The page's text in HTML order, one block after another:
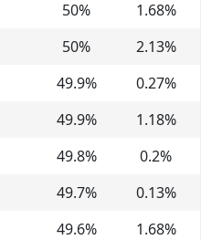
50% 1.68%
50% 2.13%
49.9% 0.27%
49.9% 1.18%
49.8% 0.2%
49.7% 0.13%
49.6% 1.68%